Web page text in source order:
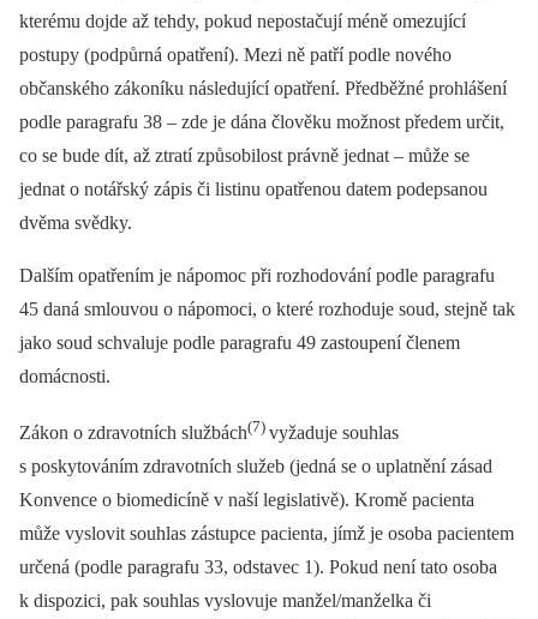
kterému dojde až tehdy, pokud nepostačují méně omezující
postupy (podpůrná opatření). Mezi ně patří podle nového
občanského zákoníku následující opatření. Předběžné prohlášení
podle paragrafu 38 –⁠ zde je dána člověku možnost předem určit,
co se bude dít, až ztratí způsobilost právně jednat –⁠ může se
jednat o notářský zápis či listinu opatřenou datem podepsanou
dvěma svědky.
Dalším opatřením je nápomoc při rozhodování podle paragrafu
45 daná smlouvou o nápomoci, o které rozhoduje soud, stejně tak
jako soud schvaluje podle paragrafu 49 zastoupení členem
domácnosti.
Zákon o zdravotních službách(7) vyžaduje souhlas
s poskytováním zdravotních služeb (jedná se o uplatnění zásad
Konvence o biomedicíně v naší legislativě). Kromě pacienta
může vyslovit souhlas zástupce pacienta, jímž je osoba pacientem
určená (podle paragrafu 33, odstavec 1). Pokud není tato osoba
k dispozici, pak souhlas vyslovuje manžel/manželka či